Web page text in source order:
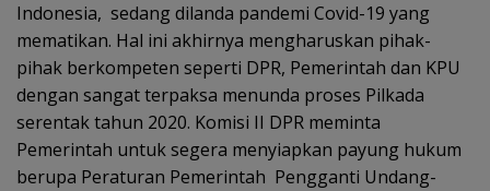
Indonesia, sedang dilanda pandemi Covid-19 yang
mematikan. Hal ini akhirnya mengharuskan pihak-
pihak berkompeten seperti DPR, Pemerintah dan KPU
dengan sangat terpaksa menunda proses Pilkada
serentak tahun 2020. Komisi II DPR meminta
Pemerintah untuk segera menyiapkan payung hukum
berupa Peraturan Pemerintah Pengganti Undang-